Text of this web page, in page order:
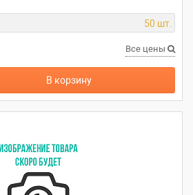
50 шт.
Все цены
В корзину